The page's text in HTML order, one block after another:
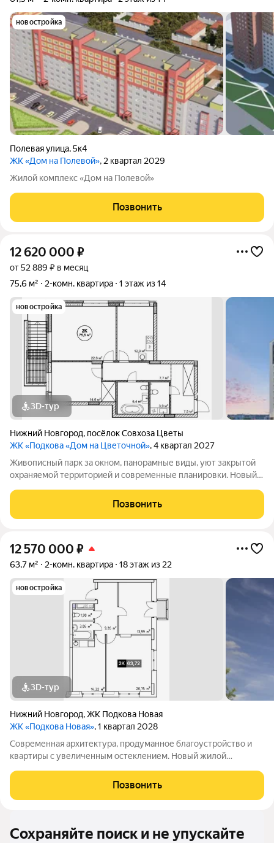
новостройка
Полевая улица,5к4
ЖК «Дом на Полевой», 2 квартал 2029
Жилой комплекс «Дом на Полевой»
Позвонить
12 620 000 ₽
от 52 889 ₽ в месяц
75,6 м²
2-комн. квартира 1 этаж из 14
новостройка
3D-тур
Нижний Новгород, посёлок Cовхоза Цветы
ЖК «Подкова «Дом на Цветочной», 4 квартал 2027
Живописный парк за окном, панорамные виды, уют закрытой
охраняемой территорией и современные планировки. Новый
современном жилье.Квартиры для жизниЭто не просто жильё,
а продуманная среда для
Позвонить
12 570 000 ₽
63,7 м² 2-комн. квартира 18 этаж из 22
новостройка
3D-тур
Нижний Новгород,ЖК Подкова Новая
ЖК «Подкова Новая», 1 квартал 2028
Современная архитектура, продуманное благоустройство и
квартиры с увеличенным остеклением. Новый жилой
минутах езды от центра и всего в паре шагов от магазинов и
кафе.Премьерный дом «Подкова
Позвонить
Сохраняйте поиск и не упускайте